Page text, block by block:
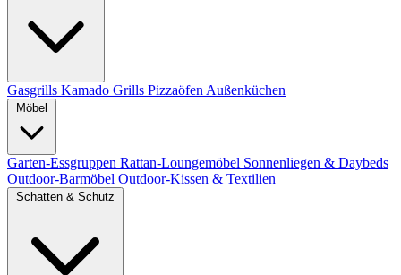
Gasgrills Kamado Grills Pizzaöfen Außenküchen
Garten-Essgruppen Rattan-Loungemöbel Sonnenliegen & Daybeds
Outdoor-Barmöbel Outdoor-Kissen & Textilien